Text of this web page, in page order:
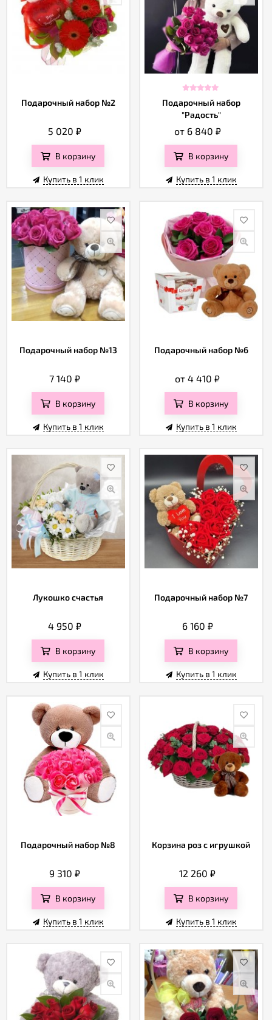
Подарочный набор №2
5 020 ₽
В корзину
Купить в 1 клик
Подарочный набор
"Радость"
от 6 840 ₽
В корзину
Купить в 1 клик
Подарочный набор №13
7 140 ₽
В корзину
Купить в 1 клик
Подарочный набор №6
от 4 410₽
В корзину
Купить в 1 клик
Лукошко счастья
4 950 ₽
В корзину
Купить в 1 клик
Подарочный набор №7
6 160 ₽
В корзину
Купить в 1 клик
Подарочный набор №8
9 310 ₽
В корзину
Купить в 1 клик
Корзина роз с игрушкой
12 260₽
В корзину
Купить в 1 клик